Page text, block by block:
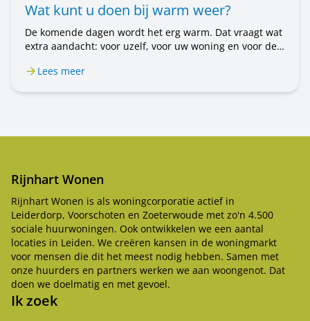
Wat kunt u doen bij warm weer?
De komende dagen wordt het erg warm. Dat vraagt wat
extra aandacht: voor uzelf, voor uw woning en voor de
doen.Lees meer
Rijnhart Wonen
Rijnhart Wonen is als woningcorporatie actief in
Leiderdorp, Voorschoten en Zoeterwoude met zo'n 4.500
sociale huurwoningen. Ook ontwikkelen we een aantal
locaties in Leiden. We creëren kansen in de woningmarkt
voor mensen die dit het meest nodig hebben. Samen met
onze huurders en partners werken we aan woongenot. Dat
doen we doelmatig en met gevoel.
Ik zoek